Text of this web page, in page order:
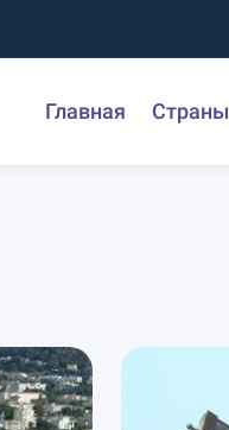
Главная Страны